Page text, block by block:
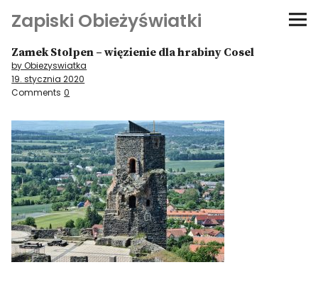
Zapiski Obieżyświatki
Podróże
Kultura i sztuka
Kątem oka
O-fiszki
Niezwyczajne ściany
Dom na kółkach
Zamek Stolpen – więzienie dla hrabiny Cosel
by Obiezyswiatka
19. stycznia 2020
Comments 0